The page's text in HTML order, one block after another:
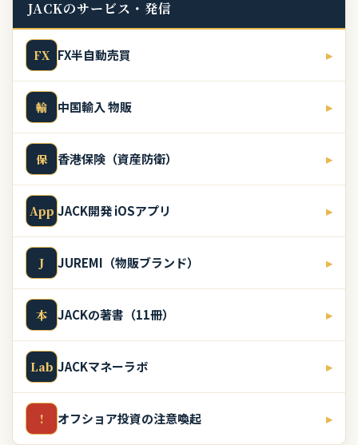
JACKのサービス・発信
FX FX半自動売買 ▸
輸 中国輸入 物販 ▸
保 香港保険（資産防衛） ▸
App JACK開発 iOSアプリ ▸
J JUREMI（物販ブランド） ▸
本 JACKの著書（11冊） ▸
Lab JACKマネーラボ ▸
! オフショア投資の注意喚起 ▸